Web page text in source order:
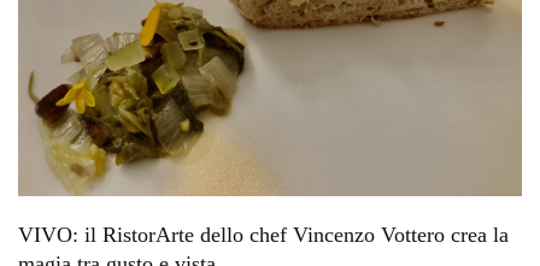
VIVO: il RistorArte dello chef Vincenzo Vottero crea la